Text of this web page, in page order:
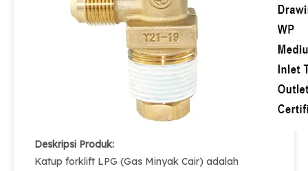
Deskripsi Produk:
Katup forklift LPG (Gas Minyak Cair) adalah